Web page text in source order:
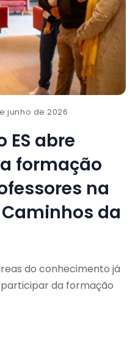
junho de 2026
ES abre
formação
na
da
do conhecimento já
da formação